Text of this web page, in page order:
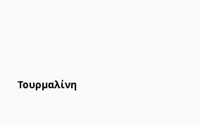
Τουρμαλίνη